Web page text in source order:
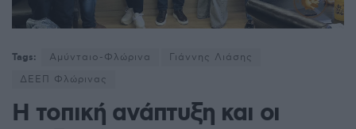
Tags: Αμύνταιο-Φλώρινα
Γιάννης Λιάσης
ΔΕΕΠ Φλώρινας
Η τοπική ανάπτυξη και οι